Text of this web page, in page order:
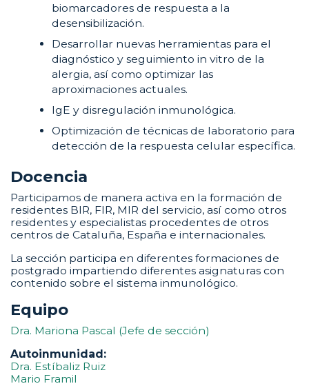
biomarcadores de respuesta a la
desensibilización.
Desarrollar nuevas herramientas para el
diagnóstico y seguimiento in vitro de la
alergia, así como optimizar las
aproximaciones actuales.
IgE y disregulación inmunológica.
Optimización de técnicas de laboratorio para
detección de la respuesta celular específica.
Docencia
Participamos de manera activa en la formación de
residentes BIR, FIR, MIR del servicio, así como otros
residentes y especialistas procedentes de otros
centros de Cataluña, España e internacionales.
La sección participa en diferentes formaciones de
postgrado impartiendo diferentes asignaturas con
contenido sobre el sistema inmunológico.
Equipo
Dra. Mariona Pascal (Jefe de sección)
Autoinmunidad:
Dra. Estíbaliz Ruiz
Mario Framil